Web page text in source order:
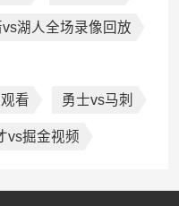
湖人全场录像回放
看 勇士vs马刺
vs掘金视频